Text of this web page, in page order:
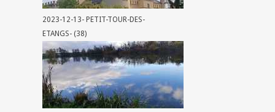
2023-12-13- PETIT-TOUR-DES-
ETANGS- (38)